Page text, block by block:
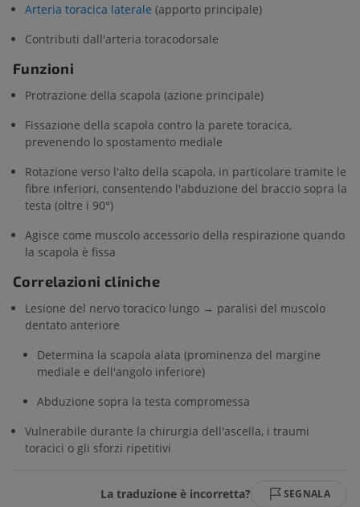
Arteria toracica laterale (apporto principale)
Contributi dall'arteria toracodorsale
Funzioni
Protrazione della scapola (azione principale)
Fissazione della scapola contro la parete toracica,
prevenendo lo spostamento mediale
Rotazione verso l'alto della scapola, in particolare tramite le
fibre inferiori, consentendo l'abduzione del braccio sopra la
testa (oltre i 90°)
Agisce come muscolo accessorio della respirazione quando
la scapola è fissa
Correlazioni cliniche
Lesione del nervo toracico lungo → paralisi del muscolo
dentato anteriore
Determina la scapola alata (prominenza del margine
mediale e dell'angolo inferiore)
Abduzione sopra la testa compromessa
Vulnerabile durante la chirurgia dell'ascella, i traumi
toracici o gli sforzi ripetitivi
La traduzione è incorretta? SEGNALA